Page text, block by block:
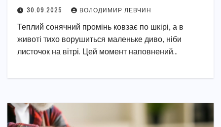
30.09.2025 ВОЛОДИМИР ЛЕВЧИН
Теплий сонячний промінь ковзає по шкірі, а в
животі тихо ворушиться маленьке диво, ніби
листочок на вітрі. Цей момент наповнений…